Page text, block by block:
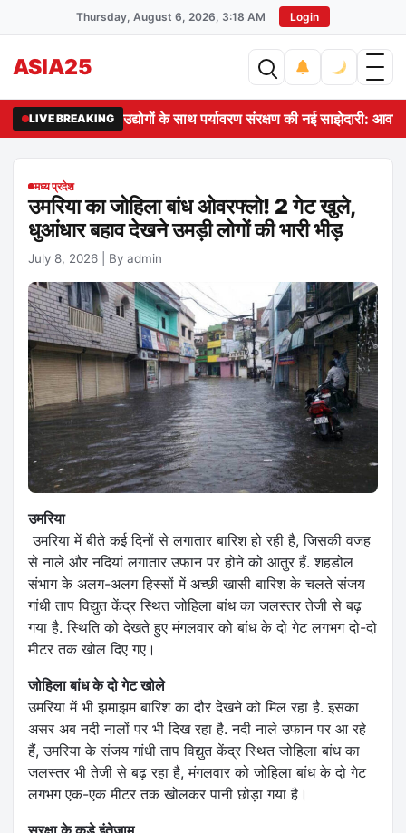
Thursday, August 6, 2026, 3:18 AM Login
ASIA25
LIVE BREAKING उद्योगों के साथ पर्यावरण संरक्षण की नई साझेदारी:
मध्य प्रदेश
उमरिया का जोहिला बांध ओवरफ्लो! 2 गेट खुले,
धुआंधार बहाव देखने उमड़ी लोगों की भारी भीड़
July 8, 2026 By admin
उमरिया
उमरिया में बीते कई दिनों से लगातार बारिश हो रही है, जिसकी वजह
से नाले और नद‍ियां लगातार उफान पर होने को आतुर हैं. शहडोल
संभाग के अलग-अलग हिस्सों में अच्छी खासी बारिश के चलते संजय
गांधी ताप विद्युत केंद्र स्थित जोहिला बांध का जलस्तर तेजी से बढ़
गया है. स्थिति को देखते हुए मंगलवार को बांध के दो गेट लगभग दो-दो
मीटर तक खोल दिए गए।
जोहिला बांध के दो गेट खोले
उमरिया में भी झमाझम बारिश का दौर देखने को मिल रहा है. इसका
असर अब नदी नालों पर भी दिख रहा है. नदी नाले उफान पर आ रहे
हैं, उमरिया के संजय गांधी ताप विद्युत केंद्र स्थित जोहिला बांध का
जलस्तर भी तेजी से बढ़ रहा है, मंगलवार को जोहिला बांध के दो गेट
लगभग एक-एक मीटर तक खोलकर पानी छोड़ा गया है।